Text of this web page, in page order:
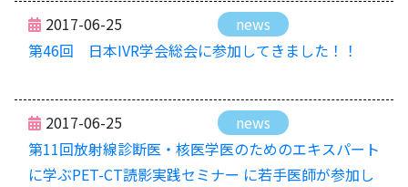
2017-06-25
news
第46回 日本IVR学会総会に参加してきました！！
2017-06-25
news
第11回放射線診断医・核医学医のためのエキスパート
に学ぶPET-CT読影実践セミナー に若手医師が参加し